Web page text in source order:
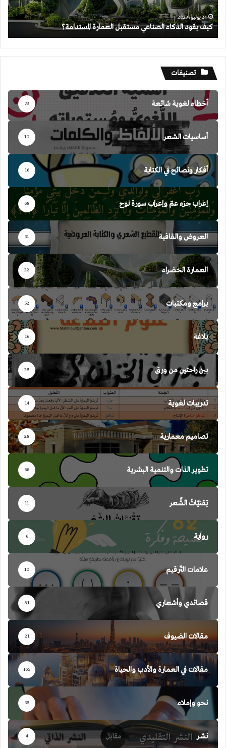
24 يونيو، 2023
كيف يقود الذكاء الصناعي مستقبل العمارة المستدامة؟
تصنيفات
أخطاء لغوية شائعة 73
أساسيات الشعر 10
أفكار ونصائح في الكتابة 16
إعراب جزء عمّ وإعراب سورة نوح 68
العروض والقافية 31
العمارة الخضراء 22
برامج ومكتبات 52
بلاغة 16
بين راحتين من ورق 25
تدريبات لغوية 14
تصاميم معمارية 28
تطوير الذات والتنمية البشرية 68
تِقنيَّاتُ الشِّعر 11
رواية 6
علامات التّرقيم 10
قصائدي وأشعاري 81
مقالات الضيوف 21
مقالات في العمارة والأدب والحياة 165
نحو وإملاء 35
نشر 4